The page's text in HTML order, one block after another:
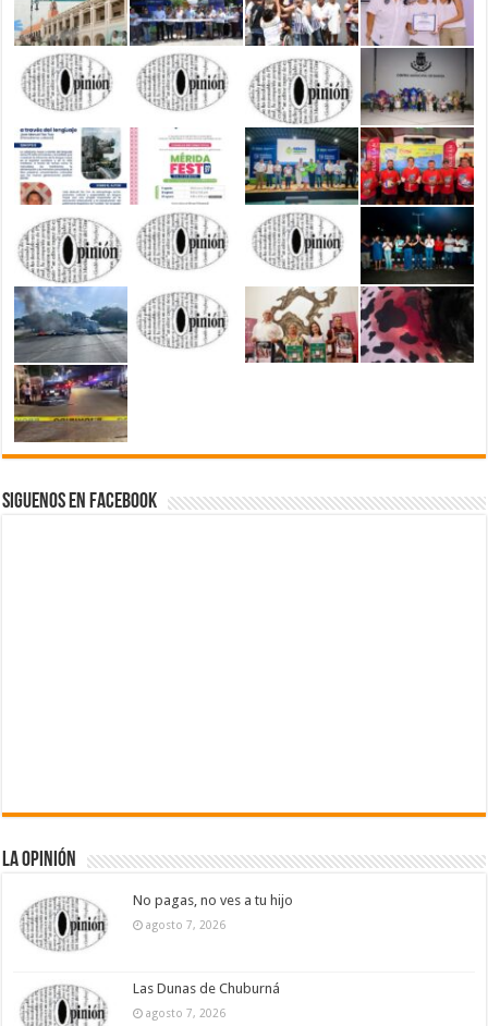
Siguenos en Facebook
La Opinión
No pagas, no ves a tu hijo
agosto 7, 2026
Las Dunas de Chuburná
agosto 7, 2026